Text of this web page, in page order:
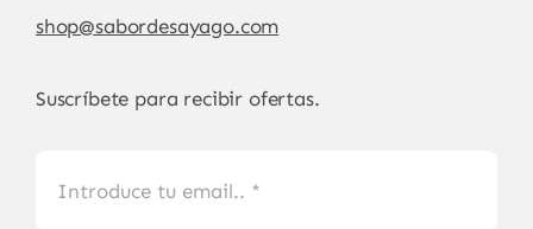
shop@sabordesayago.com
Suscríbete para recibir ofertas.